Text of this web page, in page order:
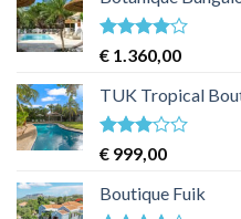
Waardering
€ 1.360,00
TUK Tropical
Waardering
uit 5
€ 999,00
Boutique Fuik